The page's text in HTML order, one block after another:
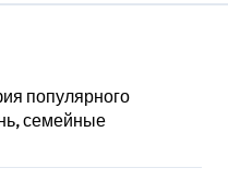
популярного
семейные